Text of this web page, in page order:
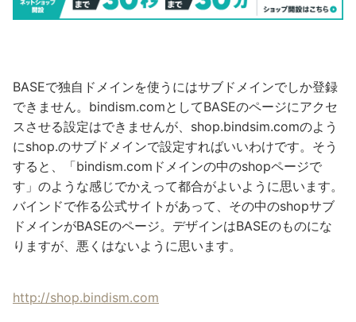
BASEで独自ドメインを使うにはサブドメインでしか登録
できません。bindism.comとしてBASEのページにアクセ
スさせる設定はできませんが、shop.bindsim.comのよう
にshop.のサブドメインで設定すればいいわけです。そう
すると、「bindism.comドメインの中のshopページで
す」のような感じでかえって都合がよいように思います。
バインドで作る公式サイトがあって、その中のshopサブ
ドメインがBASEのページ。デザインはBASEのものにな
りますが、悪くはないように思います。
http://shop.bindism.com